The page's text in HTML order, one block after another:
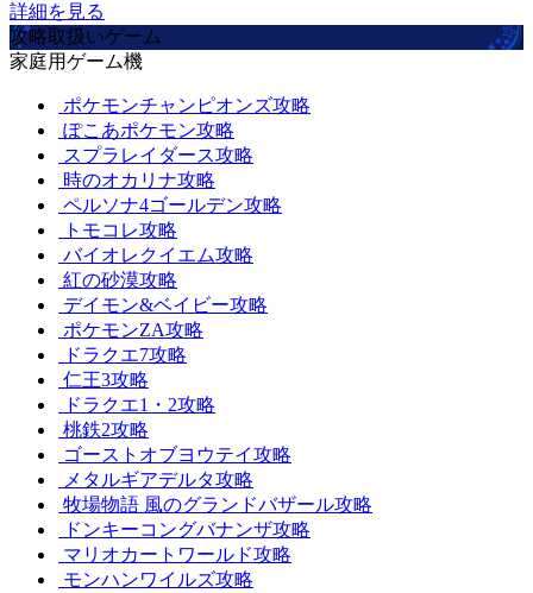
詳細を見る
攻略取扱いゲーム
家庭用ゲーム機
ポケモンチャンピオンズ攻略
ぽこあポケモン攻略
スプラレイダース攻略
時のオカリナ攻略
ペルソナ4ゴールデン攻略
トモコレ攻略
バイオレクイエム攻略
紅の砂漠攻略
デイモン&ベイビー攻略
ポケモンZA攻略
ドラクエ7攻略
仁王3攻略
ドラクエ1・2攻略
桃鉄2攻略
ゴーストオブヨウテイ攻略
メタルギアデルタ攻略
牧場物語 風のグランドバザール攻略
ドンキーコングバナンザ攻略
マリオカートワールド攻略
モンハンワイルズ攻略